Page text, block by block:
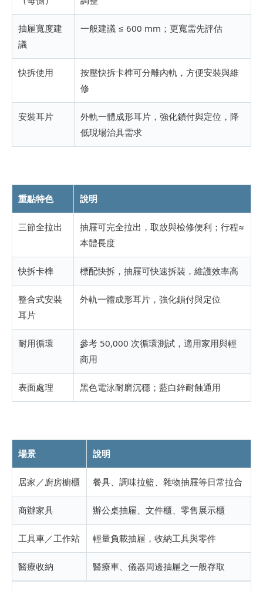
抽屜寬度建
議
一般建議 ≤ 600 mm；更寬需先評估
快拆使用
按壓快拆卡榫可分離內軌，方便安裝與維
修
安裝耳片
外軌一體成形耳片，強化鎖付與定位，降
低現場治具需求
重點特色 說明
三節全拉出
抽屜可完全拉出，取放與檢修便利；行程≈
本體長度
快拆卡榫 標配快拆，抽屜可快速拆裝，維護效率高
整合式安裝
耳片
外軌一體成形耳片，強化鎖付與定位
耐用循環
參考 50,000 次循環測試，適用家用與輕
商用
表面處理 黑色電泳耐磨沉穩；藍白鋅耐蝕通用
場景 說明
居家／廚房櫥櫃 餐具、調味拉籃、雜物抽屜等日常拉合
商辦家具 辦公桌抽屜、文件櫃、零售展示櫃
工具車／工作站 輕量負載抽屜，收納工具與零件
醫療收納 醫療車、儀器周邊抽屜之一般存取